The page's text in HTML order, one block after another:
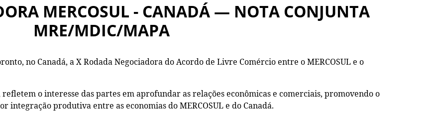
MERCOSUL - CANADÁ — NOTA CONJUNTA
MRE/MDIC/MAPA
no Canadá, a X Rodada Negociadora do Acordo de Livre Comércio entre o MERCOSUL e o
o interesse das partes em aprofundar as relações econômicas e comerciais, promovendo o
produtiva entre as economias do MERCOSUL e do Canadá.